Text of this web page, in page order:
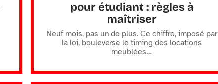
pour étudiant : règles à
maîtriser
Neuf mois, pas un de plus. Ce chiffre, imposé par
la loi, bouleverse le timing des locations
meublées…